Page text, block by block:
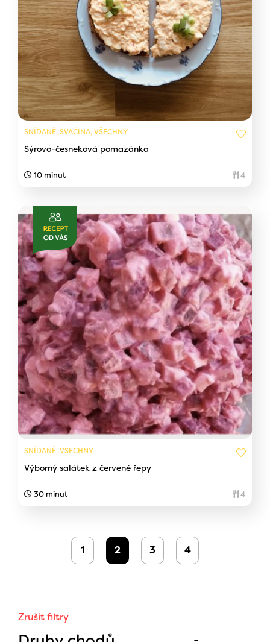
Zrušit filtry
SNÍDANĚ, SVAČINA, VŠECHNY
Sýrovo-česneková pomazánka
10 minut 4
SNÍDANĚ, VŠECHNY
Výborný salátek z červené řepy
30 minut 4
1 2 3 4